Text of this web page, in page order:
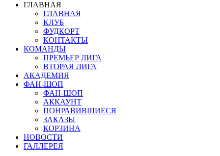
ГЛАВНАЯ
ГЛАВНАЯ
КЛУБ
ФУДКОРТ
КОНТАКТЫ
КОМАНДЫ
ПРЕМЬЕР ЛИГА
ВТОРАЯ ЛИГА
АКАДЕМИЯ
ФАН-ШОП
ФАН-ШОП
АККАУНТ
ПОНРАВИВШИЕСЯ
ЗАКАЗЫ
КОРЗИНА
НОВОСТИ
ГАЛЛЕРЕЯ